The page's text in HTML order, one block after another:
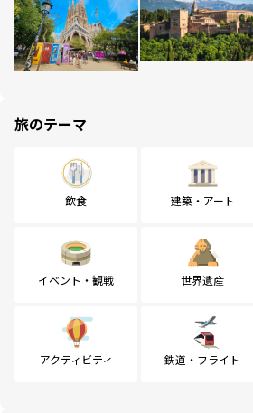
旅のテーマ
飲食 建築・アート
イベント・観戦 世界遺産
アクティビティ 鉄道・フライト